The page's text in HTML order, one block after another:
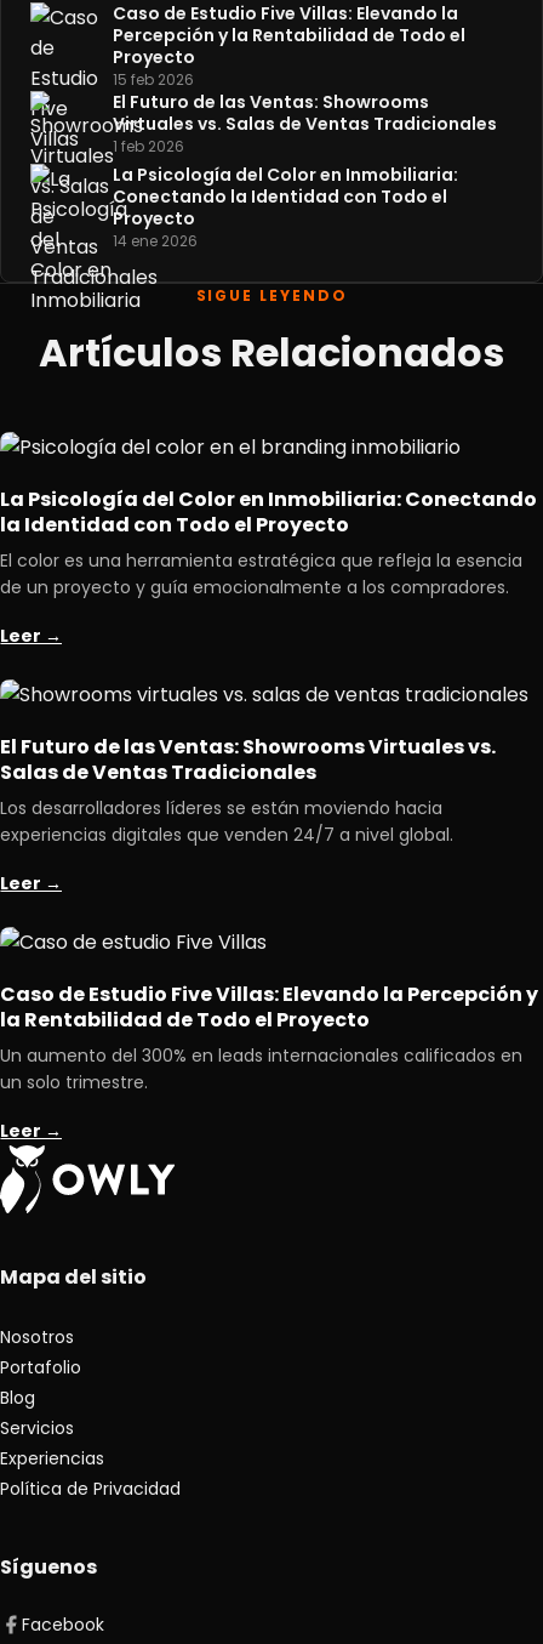
Caso de Estudio Five Villas: Elevando la
Percepción y la Rentabilidad de Todo el
Proyecto
15 feb 2026
El Futuro de las Ventas: Showrooms
Virtuales vs. Salas de Ventas Tradicionales
1 feb 2026
La Psicología del Color en Inmobiliaria:
Conectando la Identidad con Todo el
Proyecto
14 ene 2026
SIGUE LEYENDO
Artículos Relacionados
La Psicología del Color en Inmobiliaria: Conectando
la Identidad con Todo el Proyecto
El color es una herramienta estratégica que refleja la esencia
de un proyecto y guía emocionalmente a los compradores.
Leer →
El Futuro de las Ventas: Showrooms Virtuales vs.
Salas de Ventas Tradicionales
Los desarrolladores líderes se están moviendo hacia
experiencias digitales que venden 24/7 a nivel global.
Leer →
Caso de Estudio Five Villas: Elevando la Percepción y
la Rentabilidad de Todo el Proyecto
Un aumento del 300% en leads internacionales calificados en
un solo trimestre.
Leer →
Mapa del sitio
Nosotros
Portafolio
Blog
Servicios
Experiencias
Política de Privacidad
Síguenos
Facebook